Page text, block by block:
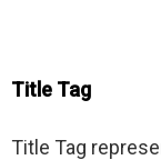
Title Tag
Title Tag